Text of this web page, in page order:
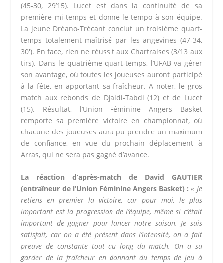
(45-30, 29’15). Lucet est dans la continuité de sa
première mi-temps et donne le tempo à son équipe.
La jeune Dréano-Trécant conclut un troisième quart-
temps totalement maîtrisé par les angevines (47-34,
30′). En face, rien ne réussit aux Chartraises (3/13 aux
tirs). Dans le quatrième quart-temps, l’UFAB va gérer
son avantage, où toutes les joueuses auront participé
à la fête, en apportant sa fraîcheur. A noter, le gros
match aux rebonds de Djaldi-Tabdi (12) et de Lucet
(15). Résultat, l’Union Féminine Angers Basket
remporte sa première victoire en championnat, où
chacune des joueuses aura pu prendre un maximum
de confiance, en vue du prochain déplacement à
Arras, qui ne sera pas gagné d’avance.
La réaction d’après-match de David GAUTIER
(entraîneur de l’Union Féminine Angers Basket) : « Je
retiens en premier la victoire, car pour moi, le plus
important est la progression de l’équipe, même si c’était
important de gagner pour lancer notre saison. Je suis
satisfait, car on a été présent dans l’intensité, on a fait
preuve de constante tout au long du match. On a su
garder de la fraîcheur en donnant du temps de jeu à